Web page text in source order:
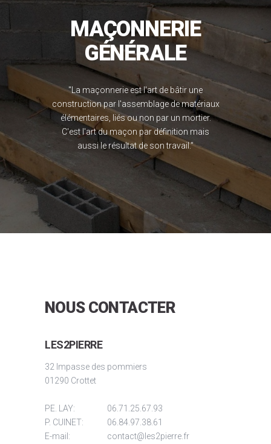
MAÇONNERIE
GÉNÉRALE
"La maçonnerie est l'art de bâtir une
construction par l'assemblage de matériaux
élémentaires, liés ou non par un mortier.
C'est l'art du maçon par définition mais
aussi le résultat de son travail."
NOUS CONTACTER
LES2PIERRE
32 Impasse des pommiers
01290 Crottet
PE. LAY:
06.71.25.67.93
P. CUINET:
06.84.97.38.61
E-mail:
contact@les2pierre.fr